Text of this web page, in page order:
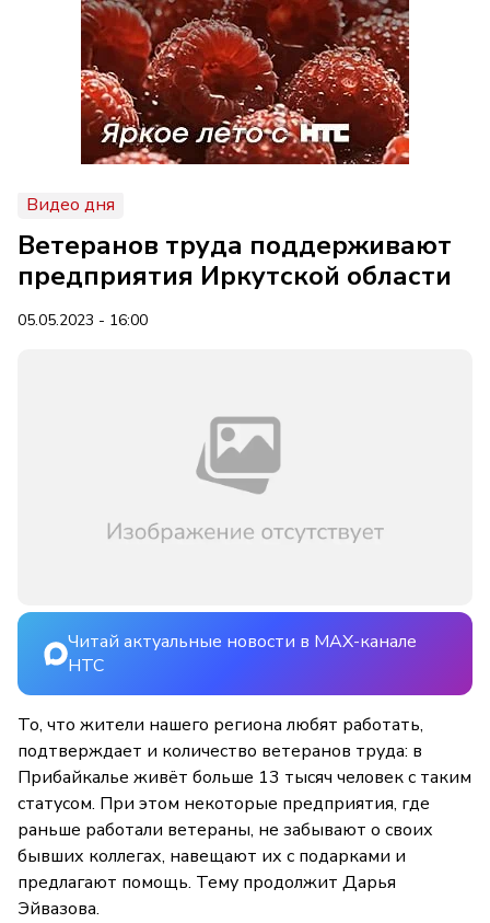
Видео дня
Ветеранов труда поддерживают
предприятия Иркутской области
05.05.2023 - 16:00
Читай актуальные новости в MAX-канале
НТС
То, что жители нашего региона любят работать,
подтверждает и количество ветеранов труда: в
Прибайкалье живёт больше 13 тысяч человек с таким
статусом. При этом некоторые предприятия, где
раньше работали ветераны, не забывают о своих
бывших коллегах, навещают их с подарками и
предлагают помощь. Тему продолжит Дарья
Эйвазова.